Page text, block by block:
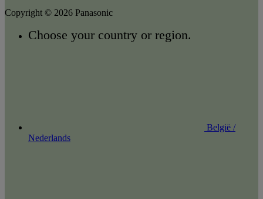
Copyright © 2026 Panasonic
Choose your country or region.
België /
Nederlands